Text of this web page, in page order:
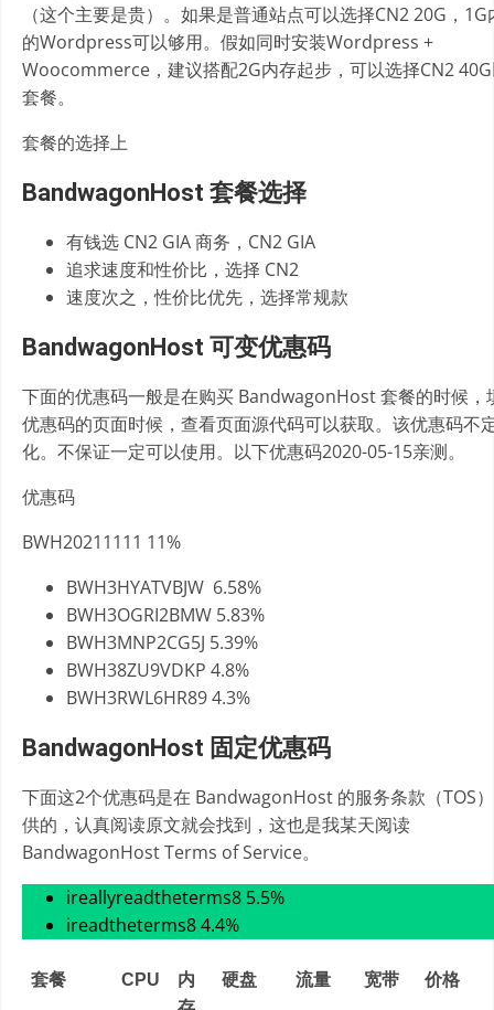
（这个主要是贵）。如果是普通站点可以选择CN2 20G，1G
的Wordpress可以够用。假如同时安装Wordpress +
Woocommerce，建议搭配2G内存起步，可以选择CN2
套餐。
套餐的选择上
BandwagonHost 套餐选择
有钱选 CN2 GIA 商务，CN2 GIA
追求速度和性价比，选择 CN2
速度次之，性价比优先，选择常规款
BandwagonHost 可变优惠码
下面的优惠码一般是在购买 BandwagonHost 套餐的时候，
优惠码的页面时候，查看页面源代码可以获取。该优惠码不
化。不保证一定可以使用。以下优惠码2020-05-15亲测。
优惠码
BWH20211111 11%
BWH3HYATVBJW 6.58%
BWH3OGRI2BMW 5.83%
BWH3MNP2CG5J 5.39%
BWH38ZU9VDKP 4.8%
BWH3RWL6HR89 4.3%
BandwagonHost 固定优惠码
下面这2个优惠码是在 BandwagonHost 的服务条款（TOS
供的，认真阅读原文就会找到，这也是我某天阅读
BandwagonHost Terms of Service。
ireallyreadtheterms8 5.5%
ireadtheterms8 4.4%
套餐 CPU
内
硬盘 流量 宽带 价格